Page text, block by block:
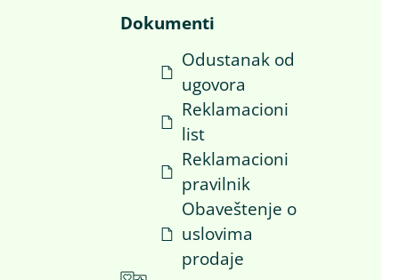
Dokumenti
Odustanak od
ugovora
Reklamacioni
list
Reklamacioni
pravilnik
Obaveštenje o
uslovima
prodaje